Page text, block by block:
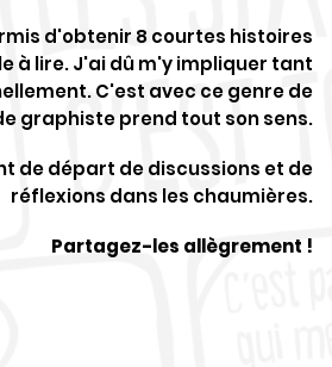
d'obtenir 8 courtes histoires
à lire. J'ai dû m'y impliquer tant
C'est avec ce genre de
graphiste prend tout son sens.
de départ de discussions et de
réflexions dans les chaumières.
Partagez-les allègrement !